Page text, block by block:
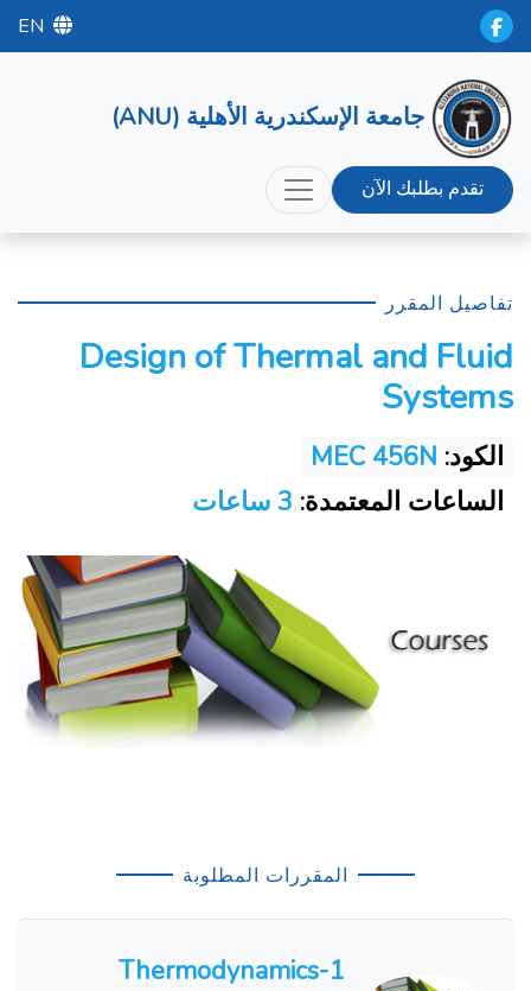
EN
جامعة الإسكندرية الأهلية (ANU)
تقدم بطلبك الآن
تفاصيل المقرر
Design of Thermal and Fluid
Systems
الكود: MEC 456N
الساعات المعتمدة:
المقررات المطلوبة
Thermodynamics-1